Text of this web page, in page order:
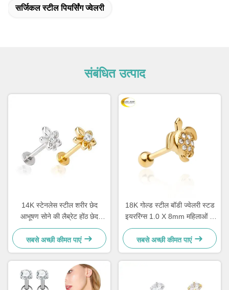
सर्जिकल स्टील पियर्सिंग ज्वेलरी
संबंधित उत्पाद
14K स्टेनलेस स्टील शरीर छेद
आभूषण सोने की लैब्रेट होंठ छेद
आभूषण 1.2 मिमी
सबसे अच्छी कीमत पाएं
18K गोल्ड स्टील बॉडी ज्वेलरी स्टड
इयररिंग्स 1.0 X 8mm महिलाओं के
लिए कान भेदी ज्वेलरी
सबसे अच्छी कीमत पाएं